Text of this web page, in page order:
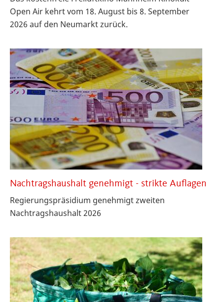
Open Air kehrt vom 18. August bis 8. September
2026 auf den Neumarkt zurück.
Nachtragshaushalt genehmigt - strikte Auflagen
Regierungspräsidium genehmigt zweiten
Nachtragshaushalt 2026